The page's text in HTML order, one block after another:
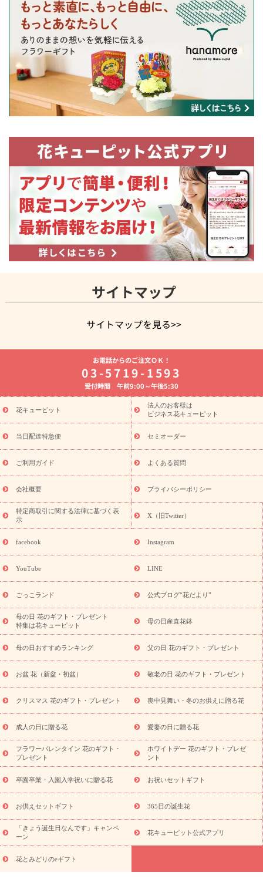
サイトマップ
サイトマップを見る>>
よく贈られる花
お祝いの花特集
誕生日フラワーギフト特集
8月の誕生花(トルコキキョウ)
開店・開業祝い
お供え・お悔やみ お供え・お悔やみの花
通夜・葬儀に贈る花 胡蝶蘭・花鉢
ーブドフラワー
季節のイベント
ひまわり ギフト・プレゼント
特集
お盆 花（新盆・初盆） 季節のイベント
お盆 花（新
盆・初盆）
お盆 花（新盆・初盆）
お盆・お供え 花とセットギ
フト
お盆・お供え プリザーブドフラワー
ひまわり ギフト・プ
レゼント特集
夏の花贈り・お中元・暑中見舞い 花のギフト特集
敬老の日におくる花ギフト・プレゼント特集
花ギフト・プレゼント特集
敬老の日 花のおすすめランキング
敬
老の日 花鉢植えのギフト・プレゼント特集
敬老の日 花とセットギ
フト・プレゼント特集
敬老の日の花 全てのギフト一覧
キャン
ペーン
「きょう誕生日なんです」キャンペーン
探す
誕生日フラワーギフト 誕生日フラワーギフト特集
誕生
日フラワーギフト商品一覧
ユリ トルコキキョウ
誕生花(トルコキキョウ)
9月の誕生花(リンドウ)
誕生日セット
ギフト
「きょう誕生日なんです」キャンペーン
用途から探す お祝いの花特集 当日配達特急便
お祝い商品
一覧
お祝い 新築・引っ越し祝い
結婚記念日
結婚祝い 出産祝い 退院祝い・快気祝い
還暦
祝い・長寿祝い
プチギフト ペットのお祝いフラワー
元・暑中見舞い
敬老の日
お供え
お供え・お悔やみ商品一覧 お供え・お悔やみの花
十九日法要以降に贈る花
通夜・葬儀に贈る花
お供え お花とセッ
お盆（新盆・初盆）
お祝い返し お見舞い
お取り
プリザーブドフラワー
スタイルから探す
アレンジメント
蘭・花鉢
ミディ胡蝶蘭・お祝い ミディ胡蝶蘭・お供え
の青色胡蝶蘭
観葉植物 観葉植物 産直多肉植物
プリザーブ
ドフラワー
お祝い お供え・お悔やみ 花とセットギフト
ミオーダー
プチギフト（hanamore -ハナモア-）
花とみどりの
eギフト
花キューピットのeGfit カラー ピンク
レンジ
レッド お花の種類 バラ ユリ トルコキキョウ
予
算から探す
お祝い お祝い・3000円～ お祝い・
お祝い・5000円～ お祝い・7000円～ お祝い・10000円～
お供え・お悔やみ
お供え・お悔やみ・3000円～
お供え・お
悔やみ・5000円～ お供え・お悔やみ・7000円～
お供え・お悔
やみ・10000円～
365日の誕生花カレンダー
開店・開業祝
お電話からのご注文ＯＫ！
03-5719-1593
受付時間 午前9:00～午後5:30
花キューピット
法人のお客様は
ビジネス花キューピット
当日配達特急便 セミオーダー
ご利用ガイド よくある質問
会社概要 プライバシーポリシー
特定商取引に関する法律に基づく表
示
X（旧Twitter）
facebook Instagram
YouTube LINE
ごっこランド 公式ブログ“花だより”
母の日 花のギフト・プレゼント
特集は花キューピット
母の日産直花鉢
母の日おすすめランキング 父の日 花のギフト・プレゼント
お盆 花（新盆・初盆） 敬老の日 花のギフト・プレゼント
クリスマス 花のギフト・プレゼント 喪中見舞い・冬のお供えに贈る花
成人の日に贈る花 愛妻の日に贈る花
フラワーバレンタイン 花のギフト・
プレゼント
ホワイトデー 花のギフト・プレゼ
ント
卒園卒業・入園入学祝いに贈る花 お祝いセットギフト
お供えセットギフト 365日の誕生花
「きょう誕生日なんです」キャンペ
ーン
花キューピット公式アプリ
花とみどりのeギフト